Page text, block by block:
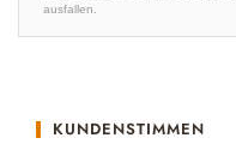
ausfallen.
KUNDENSTIMMEN